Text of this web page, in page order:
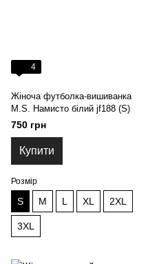
4
Жіноча футболка-вишиванка
M.S. Намисто білий jf188 (S)
750 грн
Купити
Розмір
S M L XL 2XL
3XL